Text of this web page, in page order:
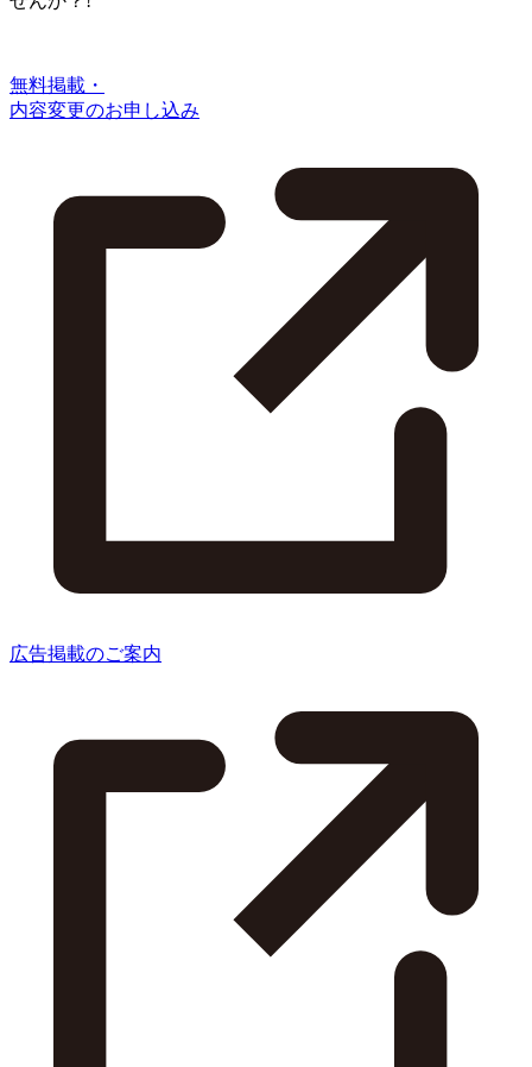
無料掲載・
内容変更のお申し込み
広告掲載のご案内